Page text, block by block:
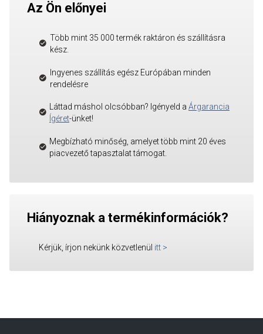
Az Ön előnyei
Több mint 35 000 termék raktáron és szállításra
kész.
Ingyenes szállítás egész Európában minden
rendelésre
Láttad máshol olcsóbban? Igényeld a Árgarancia
Ígéret-ünket!
Megbízható minőség, amelyet több mint 20 éves
piacvezető tapasztalat támogat.
Hiányoznak a termékinformációk?
Kérjük, írjon nekünk közvetlenül itt >